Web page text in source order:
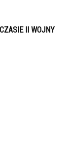
II WOJNY